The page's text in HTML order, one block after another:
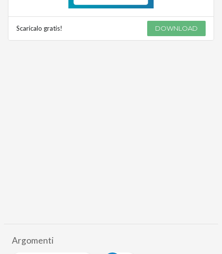
Scaricalo gratis! DOWNLOAD
Argomenti